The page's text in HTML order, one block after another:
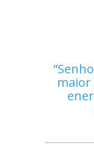
maior